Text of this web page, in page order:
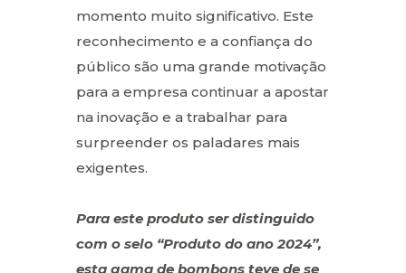
momento muito significativo. Este
reconhecimento e a confiança do
público são uma grande motivação
para a empresa continuar a apostar
na inovação e a trabalhar para
surpreender os paladares mais
exigentes.
Para este produto ser distinguido
com o selo “Produto do ano 2024”,
esta gama de bombons teve de se